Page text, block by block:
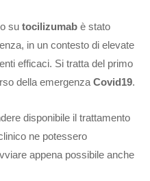
su tocilizumab è stato
in un contesto di elevate
efficaci. Si tratta del primo
della emergenza Covid19.
disponibile il trattamento
ne potessero
appena possibile anche